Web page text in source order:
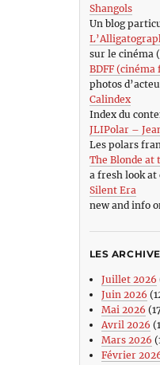
Shangols
Un blog
sur le cinéma
BDFF (cinéma
photos
Calindex
Index du
JLIPolar –
Les polars
The Blonde at
a fresh look
Silent Era
new and info
LES
Juillet 2026
Juin 2026
Mai 2026
Avril 2026
Mars 2026
Février